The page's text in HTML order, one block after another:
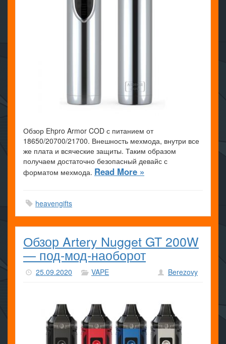
Обзор Ehpro Armor COD с питанием от
18650/20700/21700. Внешность мехмода, внутри все
же плата и всяческие защиты. Таким образом
получаем достаточно безопасный девайс с
форматом мехмода. Read More »
heavengifts
Обзор Artery Nugget GT 200W
— под-мод-наоборот
25.09.2020 VAPE Berezovy